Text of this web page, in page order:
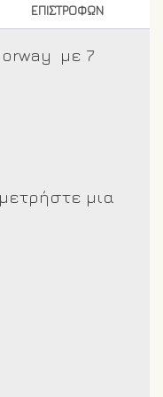
ΕΠΙΣΤΡΟΦΩΝ
με 7
μια